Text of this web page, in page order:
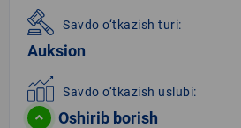
Savdo o‘tkazish turi:
Auksion
Savdo o‘tkazish uslubi:
Oshirib borish